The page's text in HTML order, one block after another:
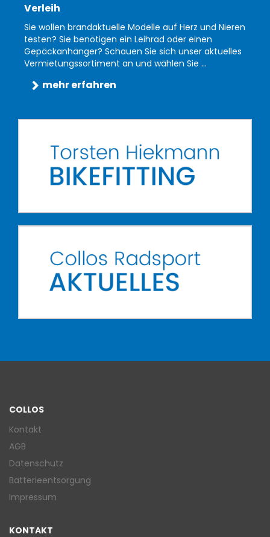
Verleih
Sie wollen brandaktuelle Modelle auf Herz und Nieren
testen? Sie benötigen ein Leihrad oder einen
Gepäckanhänger? Schauen Sie sich unser aktuelles
Vermietungssortiment an und wählen Sie ...
mehr erfahren
COLLOS
Kontakt
AGB
Datenschutz
Batterieentsorgung
Impressum
KONTAKT